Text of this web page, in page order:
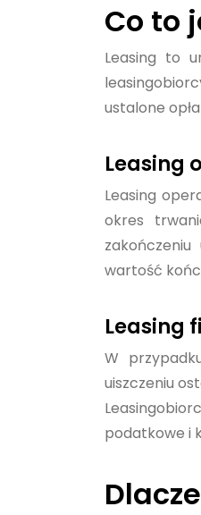
Co to
Leasing to
ustalone
Leasing
Leasing
okres
wartość
Leasing
W
uiszczeniu
podatkowe i